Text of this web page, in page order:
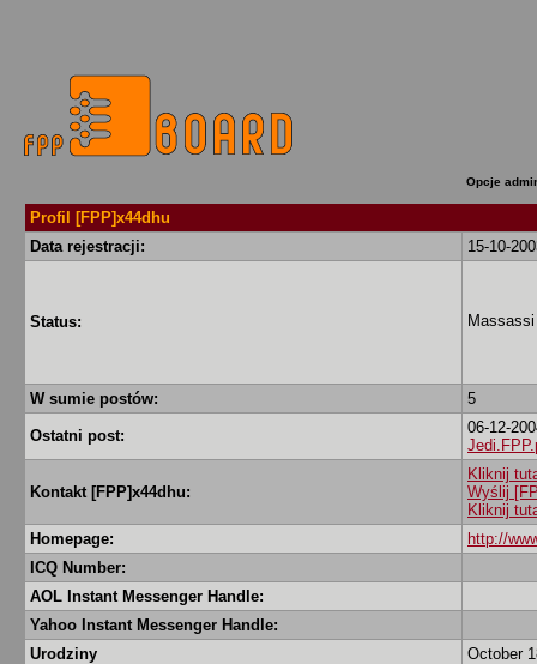
Opcje
Profil [FPP]x44dhu
Data rejestracji:
15-10-
Status:
W sumie postów: 5
Ostatni post:
06-12-
Kontakt [FPP]x44dhu:
Kliknij
Wyślij
Kliknij
Homepage:
http://
ICQ Number:
AOL Instant Messenger Handle:
Yahoo Instant Messenger Handle:
Urodziny
October